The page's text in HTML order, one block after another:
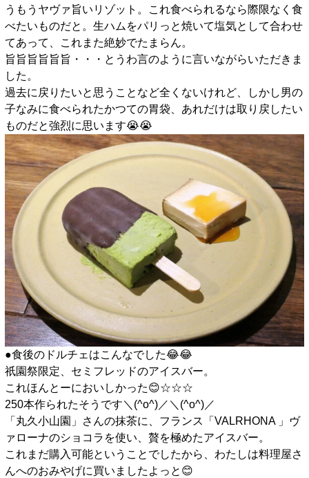
うもうヤヴァ旨いリゾット。これ食べられるなら際限なく食
べたいものだと。生ハムをパリっと焼いて塩気として合わせ
てあって、これまた絶妙でたまらん。
旨旨旨旨旨旨・・・とうわ言のように言いながらいただきま
した。
過去に戻りたいと思うことなど全くないけれど、しかし男の
子なみに食べられたかつての胃袋、あれだけは取り戻したい
ものだと強烈に思います😭😭
●食後のドルチェはこんなでした😂😂
祇園祭限定、セミフレッドのアイスバー。
これほんとーにおいしかった😊☆☆☆
250本作られたそうです＼(^o^)／＼(^o^)／
「丸久小山園」さんの抹茶に、フランス「VALRHONA 」ヴ
ァローナのショコラを使い、贅を極めたアイスバー。
これまだ購入可能ということでしたから、わたしは料理屋さ
んへのおみやげに買いましたよっと😊